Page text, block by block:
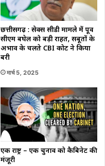
छत्तीसगढ़ : सेक्स सीडी मामले में पूर्व
सीएम बघेल को बड़ी राहत, सबूतों के
अभाव के चलते CBI कोर्ट ने किया
बरी
मार्च 5, 2025
एक राष्ट्र – एक चुनाव को कैबिनेट की
मंजूरी